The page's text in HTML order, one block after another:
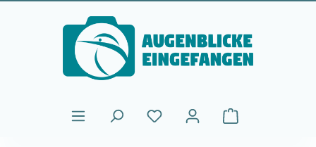
Passa al contenuto principale
Il carrello